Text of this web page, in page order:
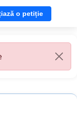
o petiție